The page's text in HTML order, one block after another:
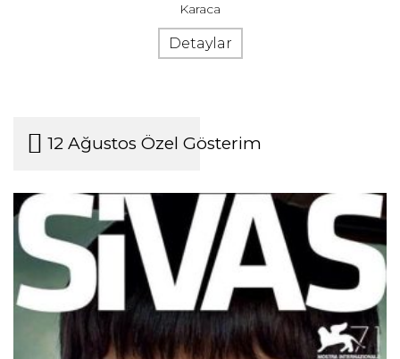
Karaca
Detaylar
12 Ağustos Özel Gösterim